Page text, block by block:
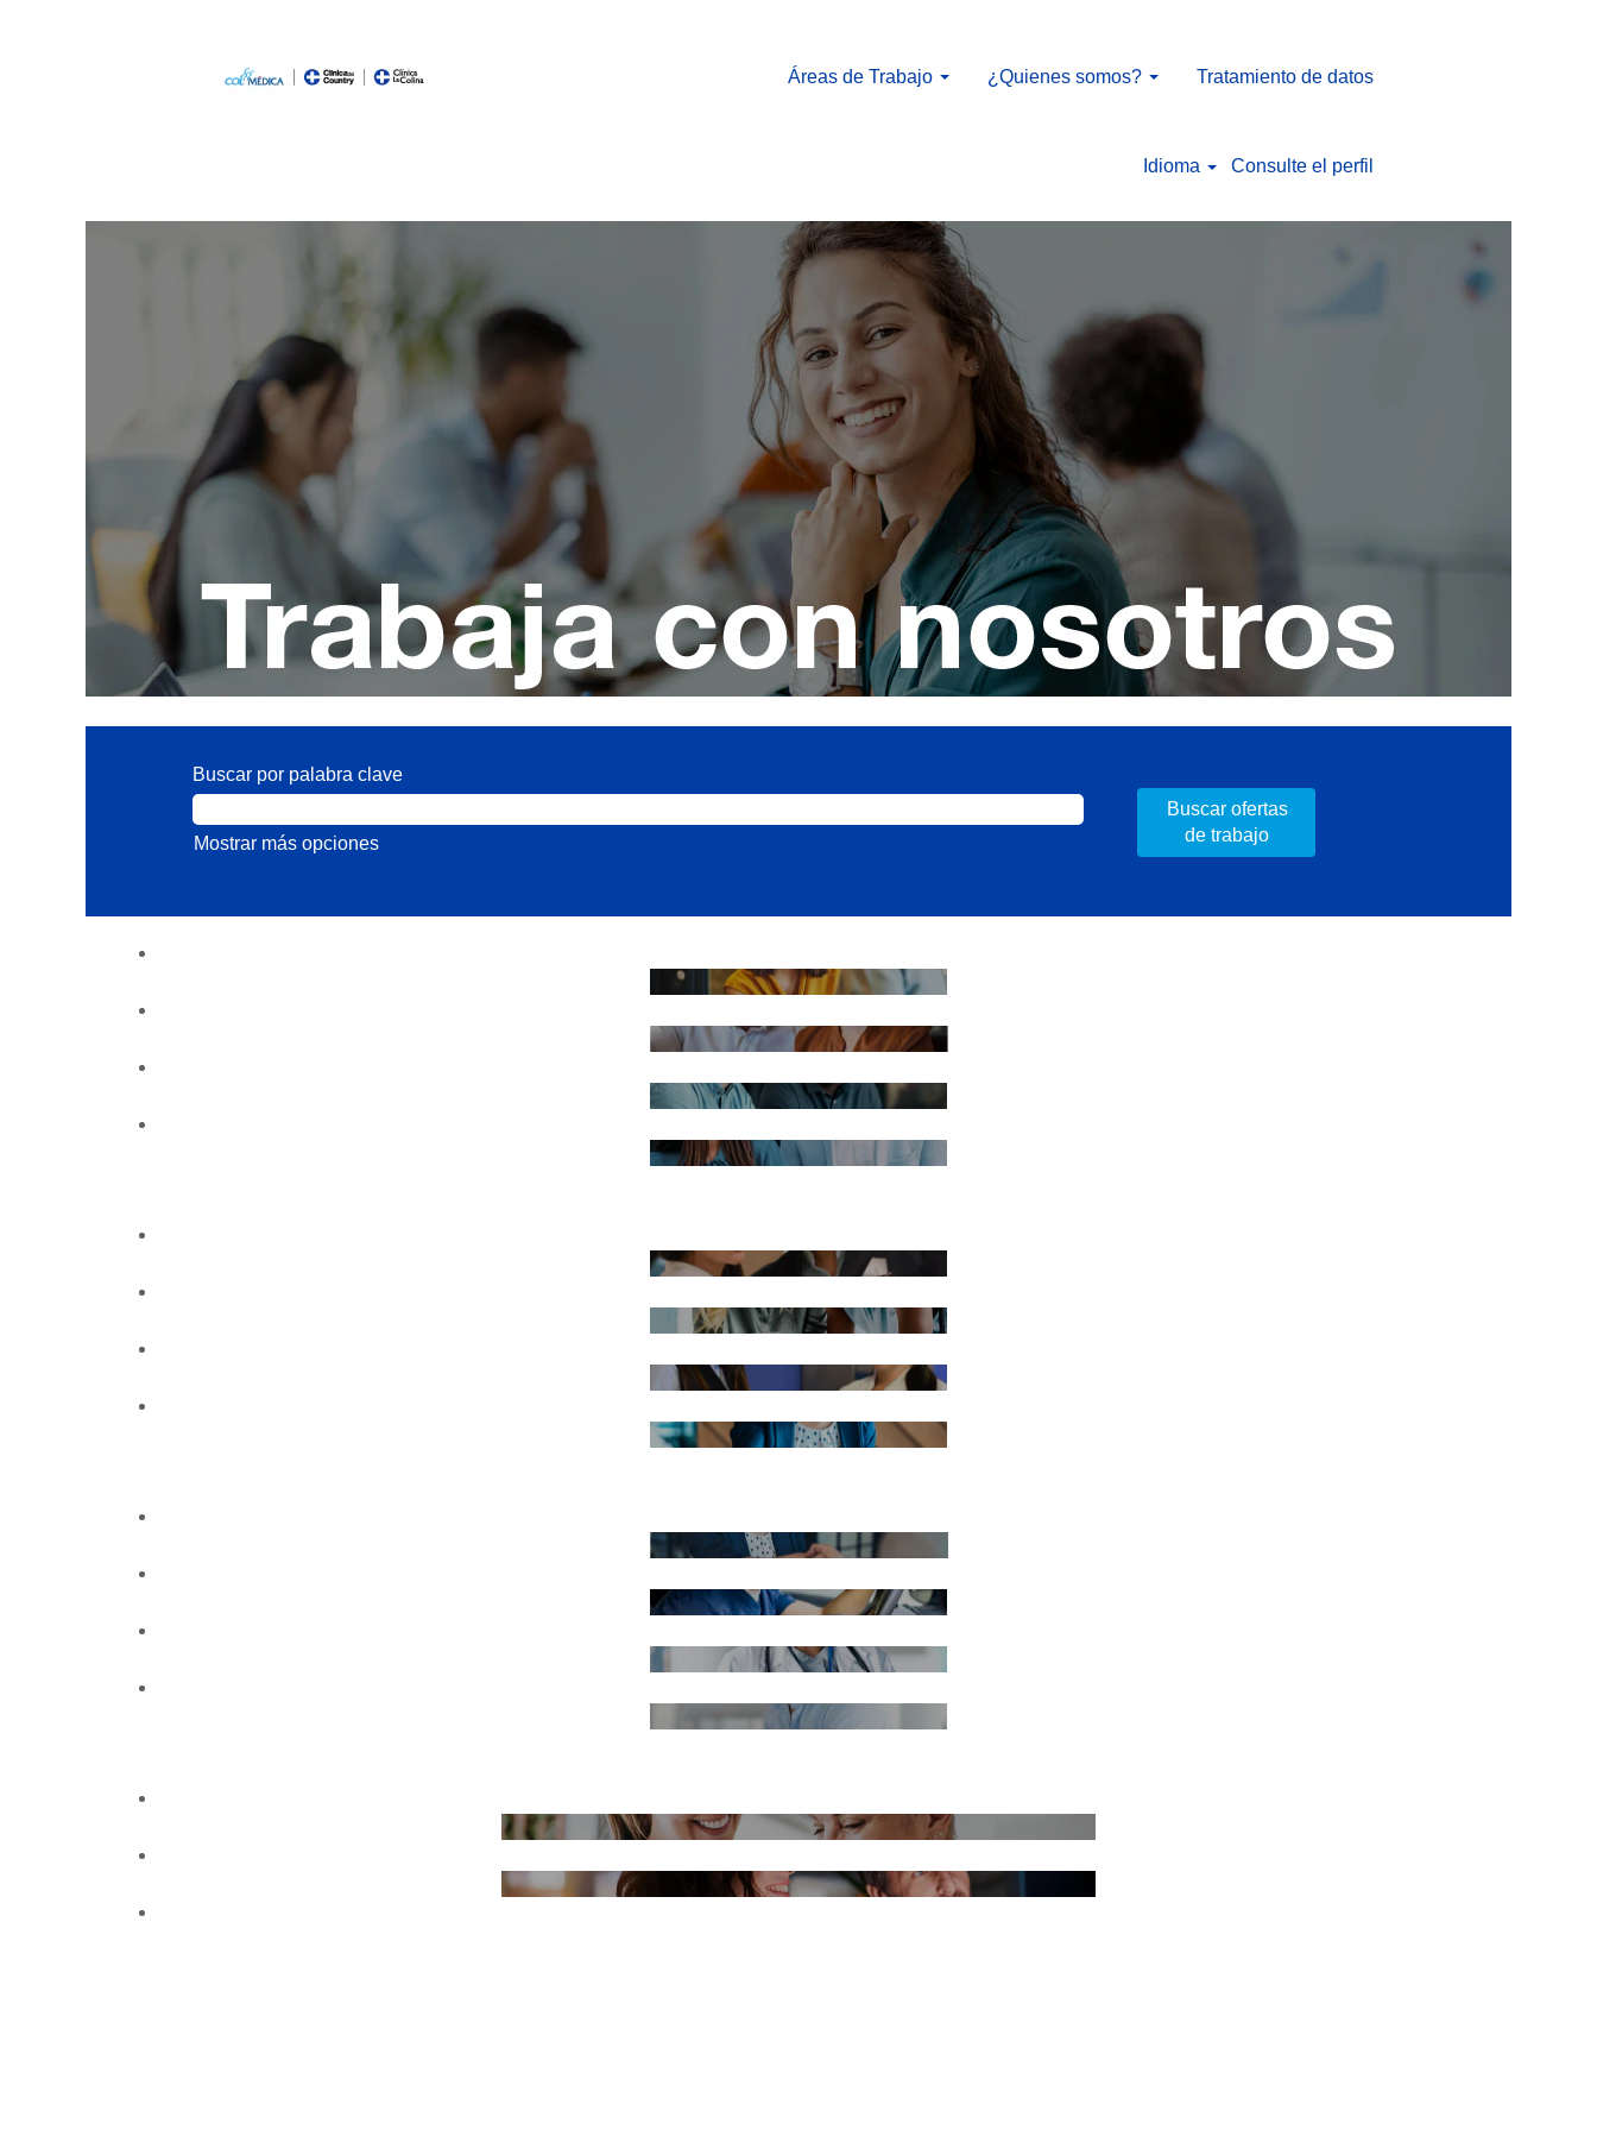
Áreas de Trabajo ¿Quienes somos? Tratamiento de datos
Idioma Consulte el perfil
Buscar por palabra clave
Mostrar más opciones